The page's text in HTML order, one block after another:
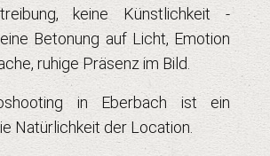
keine Künstlichkeit -
Betonung auf Licht, Emotion
ruhige Präsenz im Bild.
in Eberbach ist ein
Natürlichkeit der Location.